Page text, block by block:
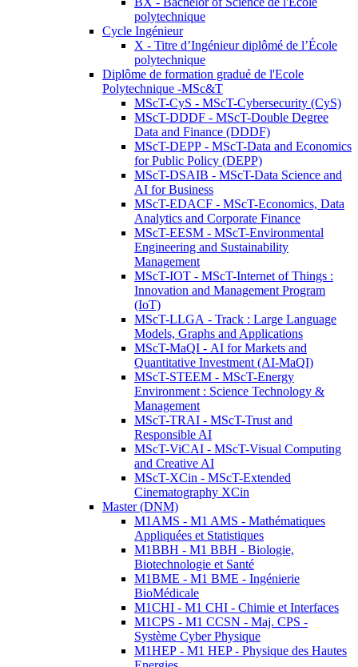
polytechnique
Cycle Ingénieur
X - Titre d’Ingénieur diplômé de l’École
polytechnique
Diplôme de formation gradué de l'Ecole
Polytechnique -MSc&T
MScT-CyS - MScT-Cybersecurity (CyS)
MScT-DDDF - MScT-Double Degree
Data and Finance (DDDF)
MScT-DEPP - MScT-Data and Economics
for Public Policy (DEPP)
MScT-DSAIB - MScT-Data Science and
AI for Business
MScT-EDACF - MScT-Economics, Data
Analytics and Corporate Finance
MScT-EESM - MScT-Environmental
Engineering and Sustainability
Management
MScT-IOT - MScT-Internet of Things :
Innovation and Management Program
(IoT)
MScT-LLGA - Track : Large Language
Models, Graphs and Applications
MScT-MaQI - AI for Markets and
Quantitative Investment (AI-MaQI)
MScT-STEEM - MScT-Energy
Environment : Science Technology &
Management
MScT-TRAI - MScT-Trust and
Responsible AI
MScT-ViCAI - MScT-Visual Computing
and Creative AI
MScT-XCin - MScT-Extended
Cinematography XCin
Master (DNM)
M1AMS - M1 AMS - Mathématiques
Appliquées et Statistiques
M1BBH - M1 BBH - Biologie,
Biotechnologie et Santé
M1BME - M1 BME - Ingénierie
BioMédicale
M1CHI - M1 CHI - Chimie et Interfaces
M1CPS - M1 CCSN - Maj. CPS -
Système Cyber Physique
M1HEP - M1 HEP - Physique des Hautes